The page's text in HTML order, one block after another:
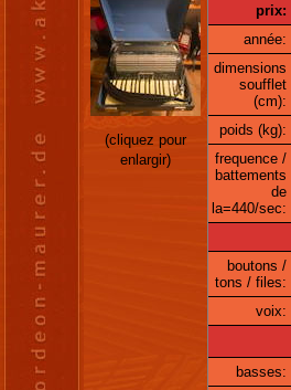
(cliquez pour
enlargir)
prix:
année:
dimensions
soufflet
(cm):
poids (kg):
frequence /
battements
de
la=440/sec:
boutons /
tons / files:
voix:
basses: